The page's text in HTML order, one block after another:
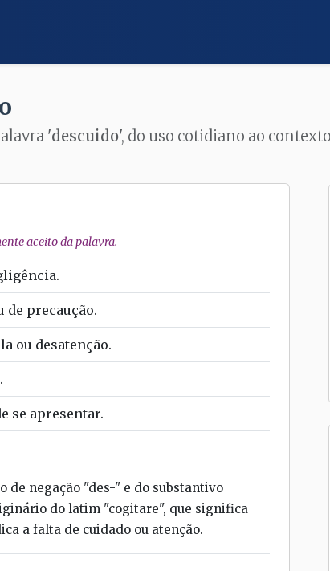
'descuido', do uso cotidiano ao
aceito da palavra.
de precaução.
ou desatenção.
se apresentar.
de negação "des-" e do substantivo
do latim "cōgitāre", que significa
a falta de cuidado ou atenção.